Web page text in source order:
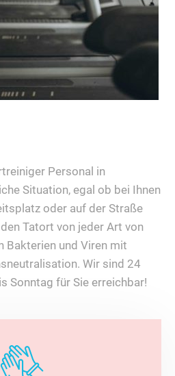
Personal in
Situation, egal ob bei Ihnen
oder auf der Straße
Tatort von jeder Art von
Bakterien und Viren mit
Wir sind 24
Sonntag für Sie erreichbar!